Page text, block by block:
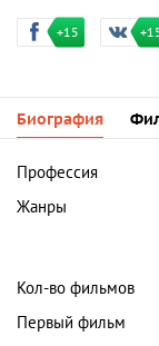
+15
Биография
Профессия
Жанры
Кол-во фильмов
Первый фильм